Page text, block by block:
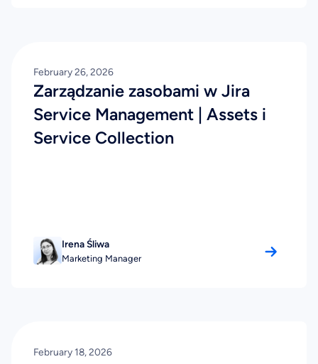
February 26, 2026
Zarządzanie zasobami w Jira
Service Management | Assets i
Service Collection
Irena Śliwa
Marketing Manager
February 18, 2026